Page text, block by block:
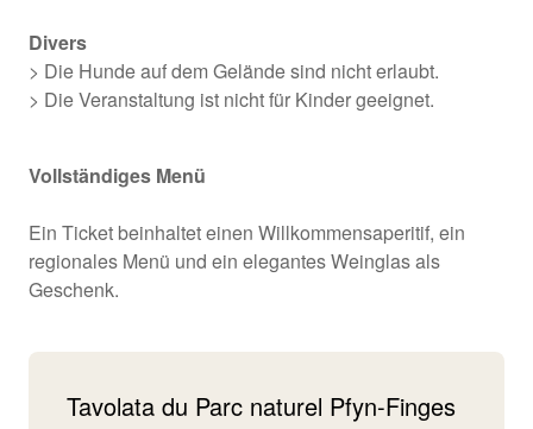
Divers
> Die Hunde auf dem Gelände sind nicht erlaubt.
> Die Veranstaltung ist nicht für Kinder geeignet.
Vollständiges Menü
Ein Ticket beinhaltet einen Willkommensaperitif, ein
regionales Menü und ein elegantes Weinglas als
Geschenk.
Tavolata du Parc naturel Pfyn-Finges